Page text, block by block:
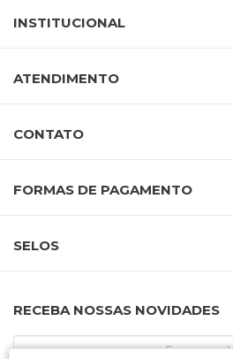
INSTITUCIONAL
ATENDIMENTO
CONTATO
FORMAS DE PAGAMENTO
SELOS
RECEBA NOSSAS NOVIDADES